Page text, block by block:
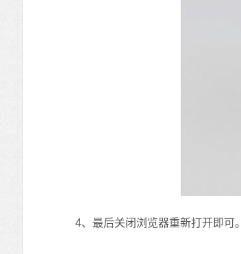
4、最后关闭浏览器重新打开即可。